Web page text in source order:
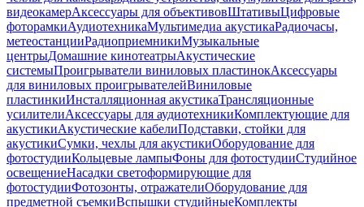
видеокамерАксессуары для объективовШтативыЦифровые
фоторамкиАудиотехникаМультимедиа акустикаРадиочасы,
метеостанцииРадиоприемникиМузыкальные
центрыДомашние кинотеатрыАкустические
системыПроигрыватели виниловых пластинокАксессуары
для виниловых проигрывателейВиниловые
пластинкиИнсталляционная акустикаТрансляционные
усилителиАксессуары для аудиотехникиКомплектующие для
акустикиАкустические кабелиПодставки, стойки для
акустикиСумки, чехлы для акустикиОборудование для
фотостудииКольцевые лампыФоны для фотостудииСтудийное
освещениеНасадки светоформирующие для
фотостудииФотозонты, отражателиОборудование для
предметной съемкиВспышки студийныеКомплекты